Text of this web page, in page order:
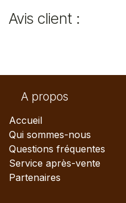
Avis client :
A propos
Accueil
Qui sommes-nous
Questions fréquentes
Service après-vente
Partenaires